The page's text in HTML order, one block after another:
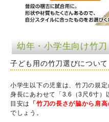
幼年・小学生向け竹刀
子ども用の竹刀選びについて
小学生以下の児童は、竹刀の規定
身長にあわせて「3.6（3尺6寸）
目安は
「竹刀の長さが脇から肩高
でしょう。